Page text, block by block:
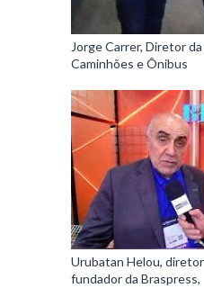
Jorge Carrer, Diretor
Caminhões e Ônibus
Urubatan Helou,
fundador da Braspress,